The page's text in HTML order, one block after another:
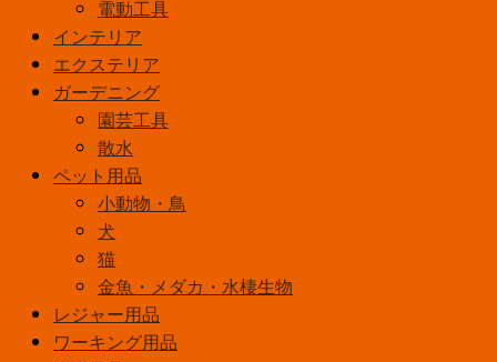
ラ
ー
180ml
ル
ン
個
電動工具
インテリア
エクステリア
ガーデニング
園芸工具
散水
ペット用品
小動物・鳥
犬
猫
金魚・メダカ・水棲生物
レジャー用品
ワーキング用品